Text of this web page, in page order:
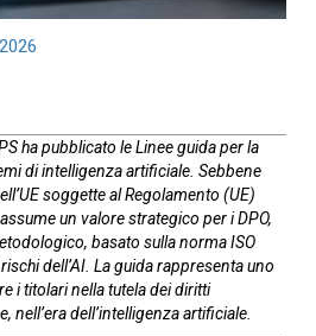
ha pubblicato le Linee guida per la
di intelligenza artificiale. Sebbene
soggette al Regolamento (UE)
un valore strategico per i DPO,
basato sulla norma ISO
dell’AI. La guida rappresenta uno
i titolari nella tutela dei diritti
nell’era dell’intelligenza artificiale.